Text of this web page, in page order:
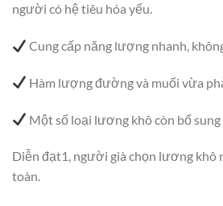
người có hệ tiêu hóa yếu.
Cung cấp năng lượng nhanh,
Hàm lượng đường và muối vừa
Một số loại lương khô còn bổ sung
Diễn đạt1, người già chọn lương khô
toàn.